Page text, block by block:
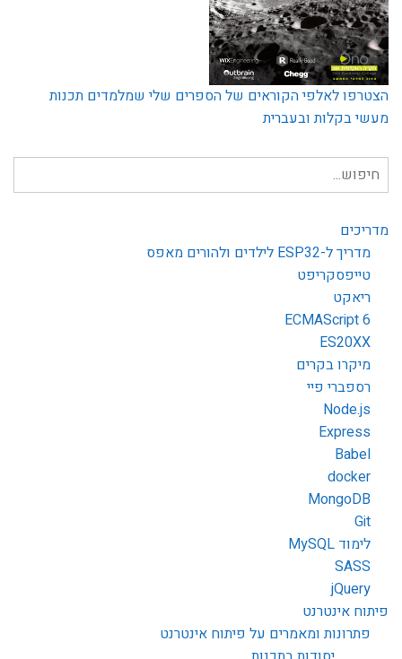
הצטרפו לאלפי הקוראים של הספרים שלי שמלמדים תכנות
מעשי בקלות ובעברית
חיפוש
עבור:
מדריכים
מדריך ל-ESP32 לילדים ולהורים מאפס
טייפסקריפט
ריאקט
ECMAScript 6
ES20XX
מיקרו בקרים
רספברי פיי
Node.js
Express
Babel
docker
MongoDB
Git
לימוד MySQL
SASS
jQuery
פיתוח אינטרנט
פתרונות ומאמרים על פיתוח אינטרנט